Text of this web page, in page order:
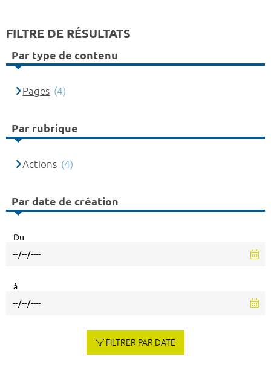
FILTRE DE RÉSULTATS
Par type de contenu
Pages (4)
Par rubrique
Actions (4)
Par date de création
Du
à
FILTRER PAR DATE